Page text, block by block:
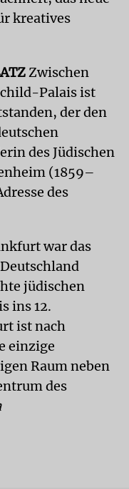
kreatives
Zwischen
Palais ist
der den
des Jüdischen
(1859–
des
war das
jüdischen
ins 12.
ist nach
einzige
Raum neben
des